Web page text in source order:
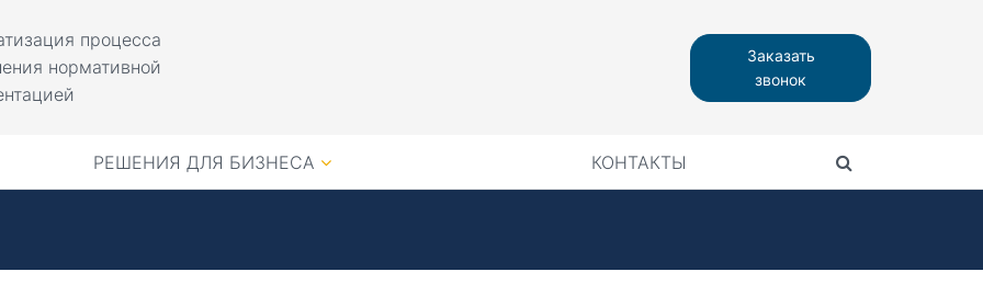
процесса
нормативной
Заказать
звонок
РЕШЕНИЯ ДЛЯ БИЗНЕСА КОНТАКТЫ